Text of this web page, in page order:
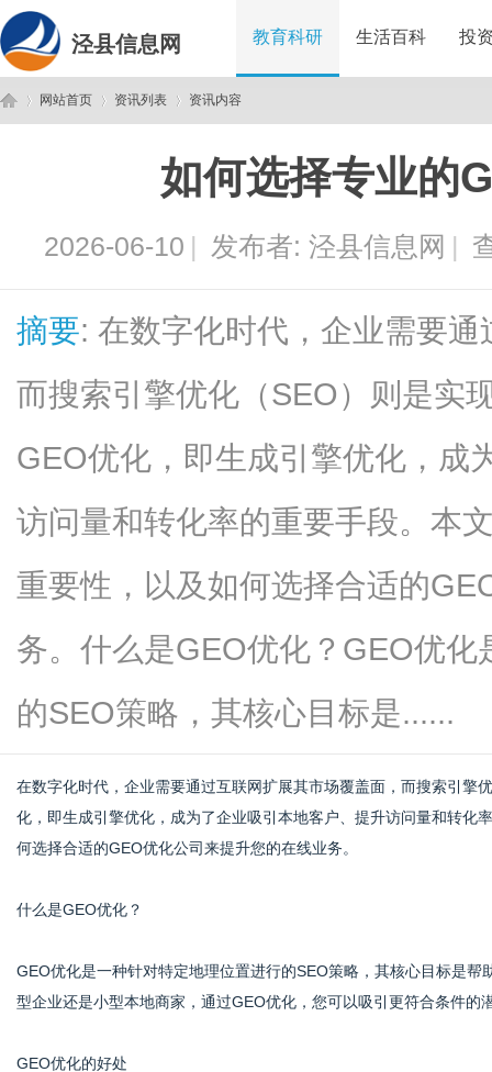
泾县信息网 教育科研 生活百科 投
网站首页 资讯列表
›
资讯内容
如何选择专业的
2026-06-10 | 发布者: 泾县信息网 |
摘要: 在数字化时代，企业需要
而搜索引擎优化（SEO）则是实
GEO优化，即生成引擎优化，成
访问量和转化率的重要手段。本
重要性，以及如何选择合适的
务。什么是GEO优化？GEO优
的SEO策略，其核心目标是......
在数字化时代，企业需要通过互联网扩展其市场覆盖面，而搜索引擎
化，即生成引擎优化，成为了企业吸引本地客户、提升访问量和转化
何选择合适的GEO优化公司来提升您的在线业务。
什么是GEO优化？
GEO优化是一种针对特定地理位置进行的SEO策略，其核心目标是
型企业还是小型本地商家，通过GEO优化，您可以吸引更符合条件
GEO优化的好处